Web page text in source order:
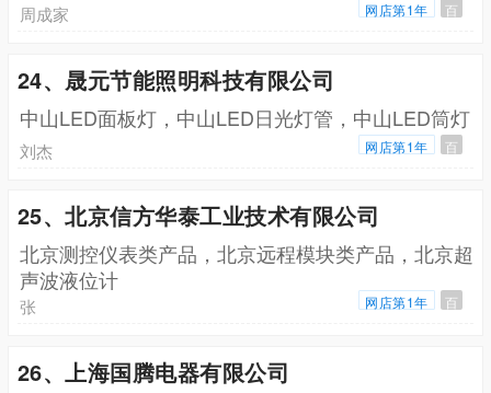
周成家 网店第1年 百
24、晟元节能照明科技有限公司
中山LED面板灯，中山LED日光灯管，中山LED筒灯
刘杰 网店第1年 百
25、北京信方华泰工业技术有限公司
北京测控仪表类产品，北京远程模块类产品，北京超
声波液位计
张 网店第1年 百
26、上海国腾电器有限公司